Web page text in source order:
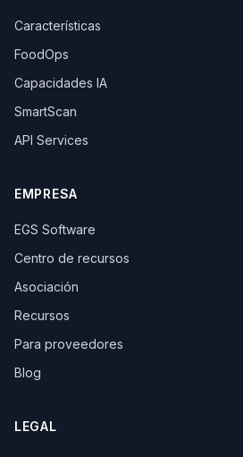
Características
FoodOps
Capacidades IA
SmartScan
API Services
EMPRESA
EGS Software
Centro de recursos
Asociación
Recursos
Para proveedores
Blog
LEGAL